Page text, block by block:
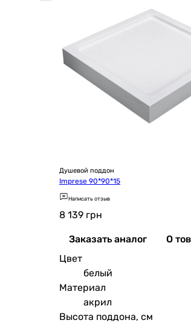
Душевой поддон
Imprese 90*90*15
Написать отзыв
8 139 грн
Заказать аналог
О
Цвет
белый
Материал
акрил
Высота поддона, см